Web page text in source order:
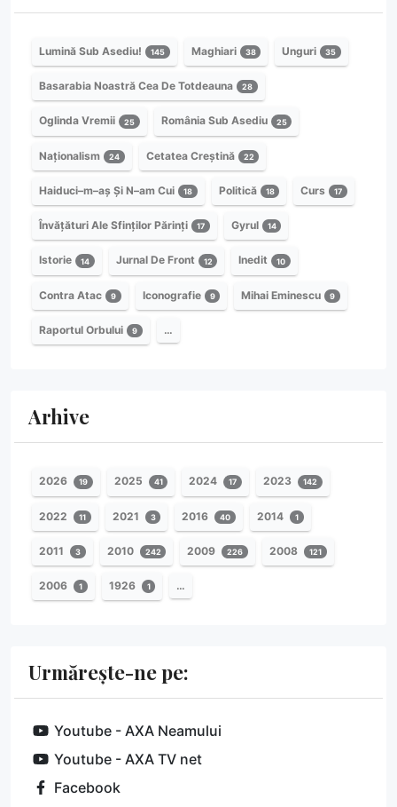
Lumină Sub Asediu! 145 Maghiari 38 Unguri 35
Basarabia Noastră Cea De Totdeauna 28
Oglinda Vremii 25 România Sub Asediu 25
Naționalism 24 Cetatea Creștină 22
Haiduci–m–aș Și N–am Cui 18 Politică 18 Curs 17
Învățături Ale Sfinților Părinți 17 Gyrul 14
Istorie 14 Jurnal De Front 12 Inedit 10
Contra Atac 9 Iconografie 9 Mihai Eminescu 9
Raportul Orbului 9 …
Arhive
2026 19 2025 41 2024 17 2023 142
2022 11 2021 3 2016 40 2014 1
2011 3 2010 242 2009 226 2008 121
2006 1 1926 1 …
Urmărește-ne pe:
Youtube - AXA Neamului
Youtube - AXA TV net
Facebook